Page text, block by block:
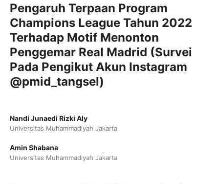
Pengaruh Terpaan Program
Champions League Tahun 2022
Terhadap Motif Menonton
Penggemar Real Madrid (Survei
Pada Pengikut Akun Instagram
@pmid_tangsel)
Nandi Junaedi Rizki Aly
Universitas Muhammadiyah Jakarta
Amin Shabana
Universitas Muhammadiyah Jakarta